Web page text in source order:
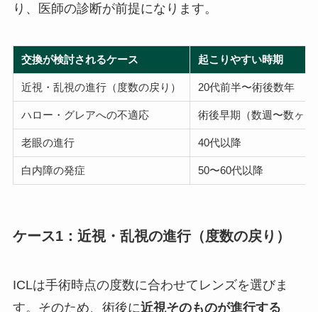
り、医師の診断が前提になります。
交換が検討されるケース 起こりやすい時期
近視・乱視の進行（度数の戻り） 20代前半〜術後数年
ハロー・グレアへの不適応 術後早期（数週〜数ヶ月
老眼の進行 40代以降
白内障の発症 50〜60代以降
ケース1：近視・乱視の進行（度数の戻り）
ICLは手術時点の度数に合わせてレンズを選びま
す。そのため、術後に近視そのものが進行する